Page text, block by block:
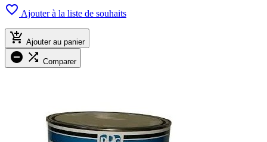
 Ajouter à la liste de souhaits
 Ajouter au panier
  Comparer